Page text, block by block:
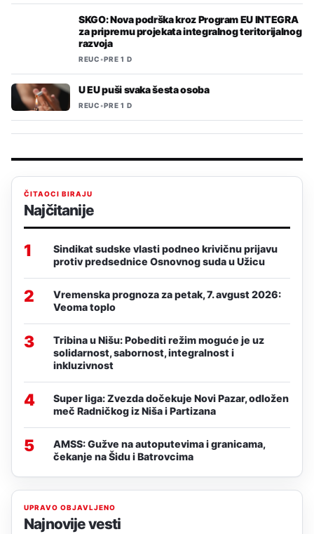
SKGO: Nova podrška kroz Program EU INTEGRA
za pripremu projekata integralnog teritorijalnog
razvoja
REUC•PRE 1 D
U EU puši svaka šesta osoba
REUC•PRE 1 D
ČITAOCI BIRAJU
Najčitanije
1
Sindikat sudske vlasti podneo krivičnu prijavu
protiv predsednice Osnovnog suda u Užicu
2
Vremenska prognoza za petak, 7. avgust 2026:
Veoma toplo
3
Tribina u Nišu: Pobediti režim moguće je uz
solidarnost, sabornost, integralnost i
inkluzivnost
4
Super liga: Zvezda dočekuje Novi Pazar, odložen
meč Radničkog iz Niša i Partizana
5
AMSS: Gužve na autoputevima i granicama,
čekanje na Šidu i Batrovcima
UPRAVO OBJAVLJENO
Najnovije vesti